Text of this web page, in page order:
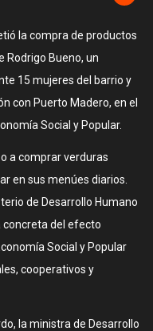
la compra de productos
Rodrigo Bueno, un
15 mujeres del barrio y
con Puerto Madero, en el
Social y Popular.
a comprar verduras
en sus menúes diarios.
de Desarrollo Humano
concreta del efecto
Social y Popular
cooperativos y
la ministra de Desarrollo